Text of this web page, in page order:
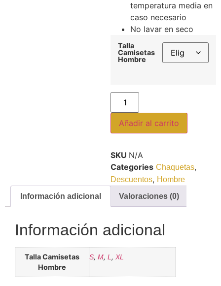
temperatura media en
caso necesario
No lavar en seco
Talla
Camisetas
Hombre
Añadir al carrito
SKU N/A
Categories Chaquetas,
Descuentos, Hombre
Información adicional
Valoraciones (0)
Información adicional
Talla Camisetas
Hombre
S, M, L, XL